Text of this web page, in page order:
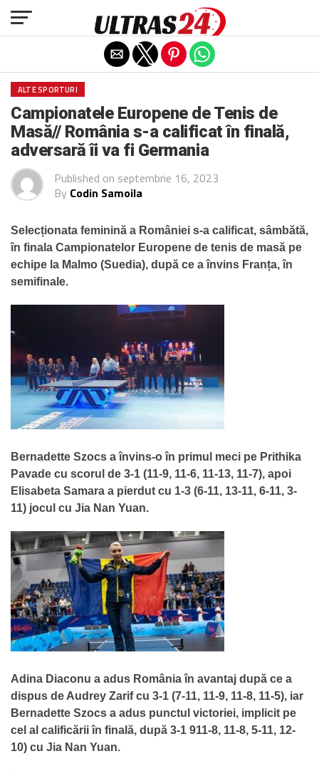
ALTE SPORTURI
Campionatele Europene de Tenis de
Masă// România s-a calificat în finală,
adversară îi va fi Germania
Published on septembrie 16, 2023
By Codin Samoila
Selecționata feminină a României s-a calificat, sâmbătă,
în finala Campionatelor Europene de tenis de masă pe
echipe la Malmo (Suedia), după ce a învins Franța, în
semifinale.
Bernadette Szocs a învins-o în primul meci pe Prithika
Pavade cu scorul de 3-1 (11-9, 11-6, 11-13, 11-7), apoi
Elisabeta Samara a pierdut cu 1-3 (6-11, 13-11, 6-11, 3-
11) jocul cu Jia Nan Yuan.
Adina Diaconu a adus România în avantaj după ce a
dispus de Audrey Zarif cu 3-1 (7-11, 11-9, 11-8, 11-5), iar
Bernadette Szocs a adus punctul victoriei, implicit pe
cel al calificării în finală, după 3-1 911-8, 11-8, 5-11, 12-
10) cu Jia Nan Yuan.
Exit mobile version